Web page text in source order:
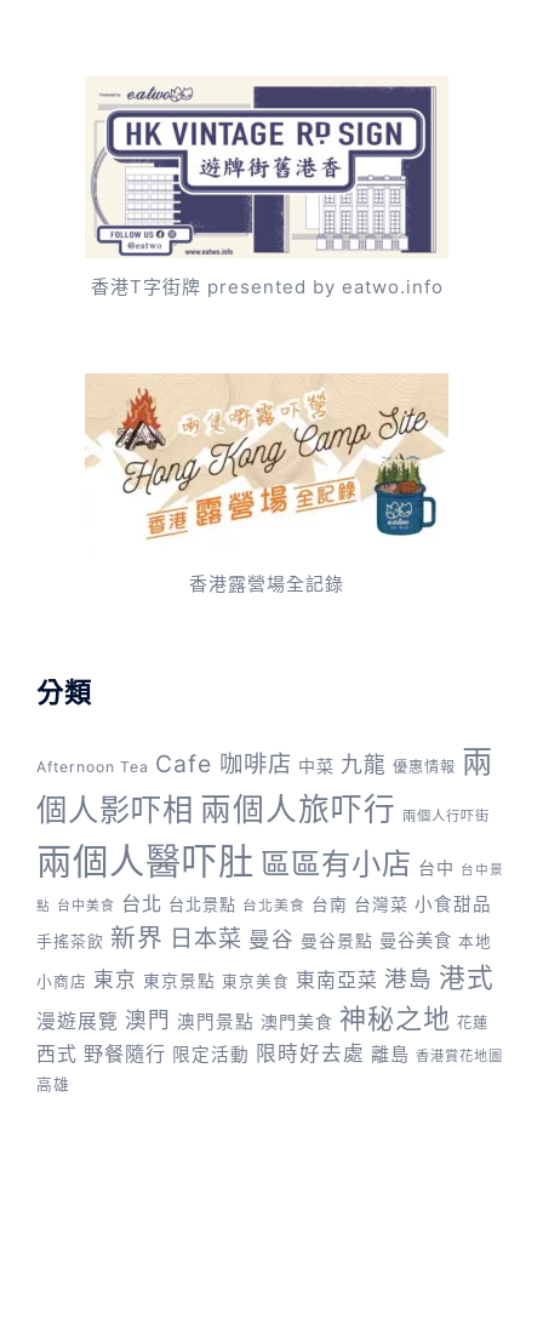
香港T字街牌 presented by eatwo.info
香港露營場全記錄
分類
Afternoon Tea Cafe 咖啡店 中菜 九龍 優惠情報 兩
個人影吓相 兩個人旅吓行 兩個人行吓街
兩個人醫吓肚 區區有小店 台中 台中景
點 台中美食 台北 台北景點 台北美食 台南 台灣菜 小食甜品
手搖茶飲 新界 日本菜 曼谷 曼谷景點 曼谷美食 本地
小商店 東京 東京景點 東京美食 東南亞菜 港島 港式
漫遊展覽 澳門 澳門景點 澳門美食 神秘之地 花蓮
西式 野餐隨行 限定活動 限時好去處 離島 香港賞花地圖
高雄